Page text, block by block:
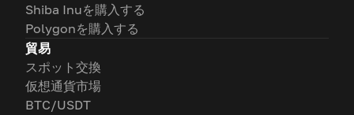
Shiba Inuを購入する
Polygonを購入する
貿易
スポット交換
仮想通貨市場
BTC/USDT